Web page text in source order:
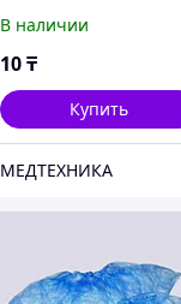
В наличии
10 ₸
Купить
МЕДТЕХНИКА